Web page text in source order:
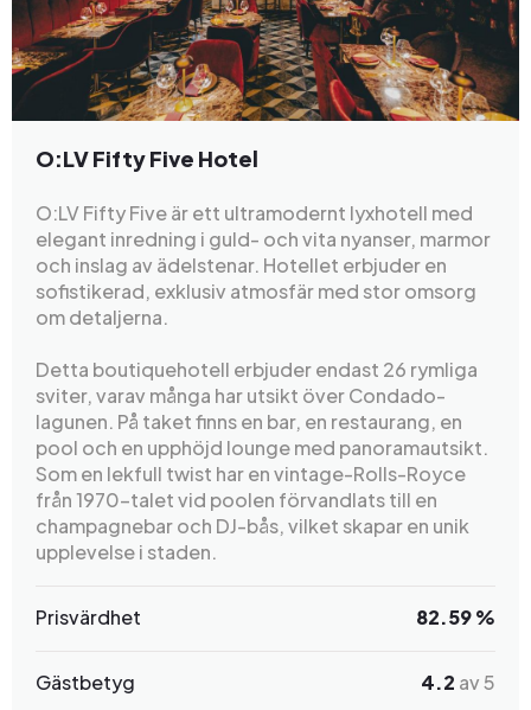
O:LV Fifty Five Hotel
O:LV Fifty Five är ett ultramodernt lyxhotell med
elegant inredning i guld- och vita nyanser, marmor
och inslag av ädelstenar. Hotellet erbjuder en
sofistikerad, exklusiv atmosfär med stor omsorg
om detaljerna.
Detta boutiquehotell erbjuder endast 26 rymliga
sviter, varav många har utsikt över Condado-
lagunen. På taket finns en bar, en restaurang, en
pool och en upphöjd lounge med panoramautsikt.
Som en lekfull twist har en vintage-Rolls-Royce
från 1970-talet vid poolen förvandlats till en
champagnebar och DJ-bås, vilket skapar en unik
upplevelse i staden.
Prisvärdhet 82.59 %
Gästbetyg 4.2 av 5